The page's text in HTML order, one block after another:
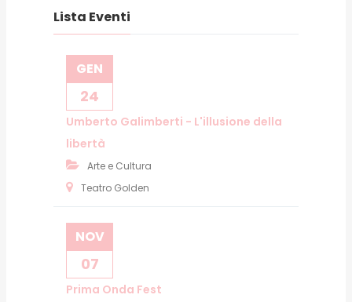
Lista Eventi
GEN
24
Umberto Galimberti - L'illusione della
libertà
Arte e Cultura
Teatro Golden
NOV
07
Prima Onda Fest